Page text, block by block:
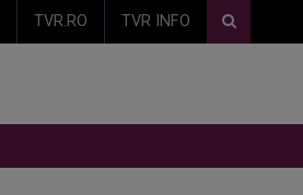
TVR.RO TVR INFO